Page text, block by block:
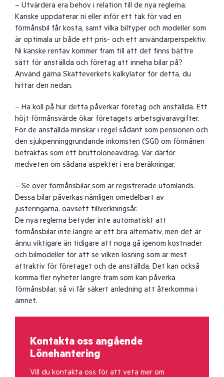
– Utvärdera era behov i relation till de nya reglerna.
Kanske uppdaterar ni eller inför ett tak för vad en
förmånsbil får kosta, samt vilka biltyper och modeller som
är optimala ur både ett pris- och ett användarperspektiv.
Ni kanske rentav kommer fram till att det finns bättre
sätt för anställda och företag att inneha bilar på?
Använd gärna Skatteverkets kalkylator för detta, du
hittar den nedan.
– Ha koll på hur detta påverkar företag och anställda. Ett
höjt förmånsvärde ökar företagets arbetsgivaravgifter.
För de anställda minskar i regel sådant som pensionen och
den sjukpenninggrundande inkomsten (SGI) om förmånen
betraktas som ett bruttolöneavdrag. Var därför
medveten om sådana aspekter i era beräkningar.
– Se över förmånsbilar som är registrerade utomlands.
Dessa bilar påverkas nämligen omedelbart av
justeringarna, oavsett tillverkningsår.
De nya reglerna betyder inte automatiskt att
förmånsbilar inte längre är ett bra alternativ, men det är
ännu viktigare än tidigare att noga gå igenom kostnader
och bilmodeller för att se vilken lösning som är mest
attraktiv för företaget och de anställda. Det kan också
komma fler nyheter längre fram som kan påverka
förmånsbilar, så vi får säkert anledning att återkomma i
ämnet.
Kontakta oss angående
Lönehantering
Vill du kontakta oss för att veta mer om